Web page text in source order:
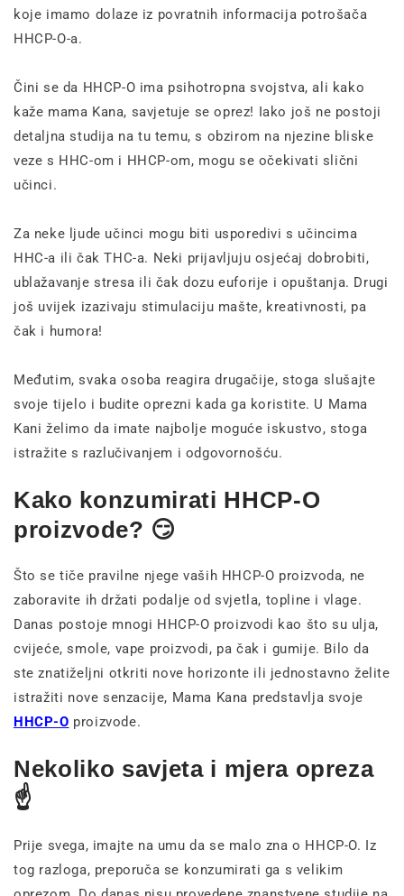
koje imamo dolaze iz povratnih informacija potrošača
HHCP-O-a.
Čini se da HHCP-O ima psihotropna svojstva, ali kako
kaže mama Kana, savjetuje se oprez! Iako još ne postoji
detaljna studija na tu temu, s obzirom na njezine bliske
veze s HHC-om i HHCP-om, mogu se očekivati slični
učinci.
Za neke ljude učinci mogu biti usporedivi s učincima
HHC-a ili čak THC-a. Neki prijavljuju osjećaj dobrobiti,
ublažavanje stresa ili čak dozu euforije i opuštanja. Drugi
još uvijek izazivaju stimulaciju mašte, kreativnosti, pa
čak i humora!
Međutim, svaka osoba reagira drugačije, stoga slušajte
svoje tijelo i budite oprezni kada ga koristite. U Mama
Kani želimo da imate najbolje moguće iskustvo, stoga
istražite s razlučivanjem i odgovornošću.
Kako konzumirati HHCP-O
proizvode? 😏
Što se tiče pravilne njege vaših HHCP-O proizvoda, ne
zaboravite ih držati podalje od svjetla, topline i vlage.
Danas postoje mnogi HHCP-O proizvodi kao što su ulja,
cvijeće, smole, vape proizvodi, pa čak i gumije. Bilo da
ste znatiželjni otkriti nove horizonte ili jednostavno želite
istražiti nove senzacije, Mama Kana predstavlja svoje
HHCP-O proizvode.
Nekoliko savjeta i mjera opreza
☝️
Prije svega, imajte na umu da se malo zna o HHCP-O. Iz
tog razloga, preporuča se konzumirati ga s velikim